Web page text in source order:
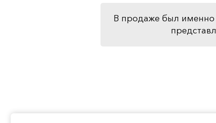
В продаже был именно